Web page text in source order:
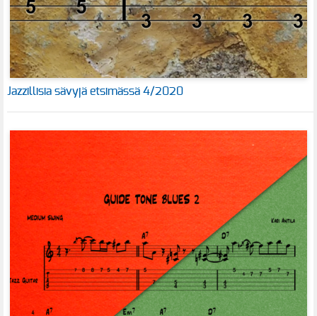
Jazzillisia sävyjä etsimässä 4/2020